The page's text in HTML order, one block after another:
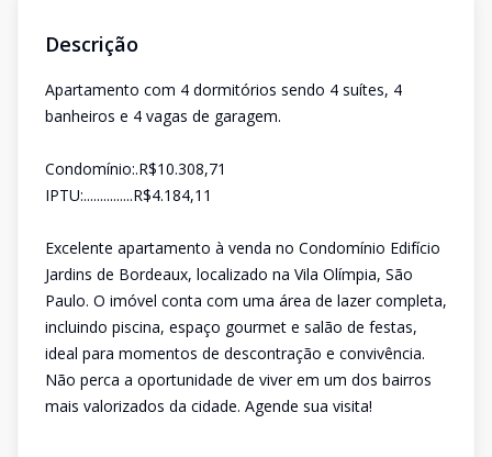
Descrição
Apartamento com 4 dormitórios sendo 4 suítes, 4
banheiros e 4 vagas de garagem.
Condomínio:.R$10.308,71
IPTU:...............R$4.184,11
Excelente apartamento à venda no Condomínio Edifício
Jardins de Bordeaux, localizado na Vila Olímpia, São
Paulo. O imóvel conta com uma área de lazer completa,
incluindo piscina, espaço gourmet e salão de festas,
ideal para momentos de descontração e convivência.
Não perca a oportunidade de viver em um dos bairros
mais valorizados da cidade. Agende sua visita!